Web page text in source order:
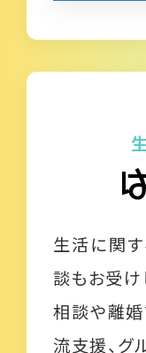
生活に関
談もお受け
相談や離
流支援、グ